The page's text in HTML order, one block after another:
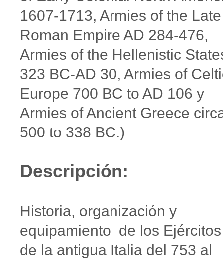
1607-1713, Armies of the Late
Roman Empire AD 284-476,
Armies of the Hellenistic
323 BC-AD 30, Armies of
Europe 700 BC to AD 106 y
Armies of Ancient Greece
500 to 338 BC.)
Descripción:
Historia, organización y
equipamiento de los Ejércitos
de la antigua Italia del 753 al